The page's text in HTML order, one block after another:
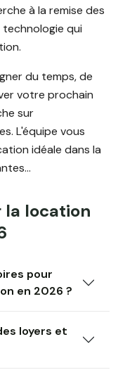
à la remise des
qui
du temps, de
votre prochain
sur
L'équipe vous
idéale dans la
la location
pour
en 2026 ?
loyers et